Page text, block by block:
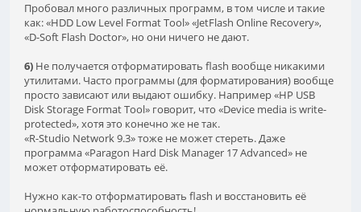
Пробовал много различных программ, в том числе и такие
как: «HDD Low Level Format Tool» «JetFlash Online Recovery»,
«D-Soft Flash Doctor», но они ничего не дают.
6) Не получается отформатировать flash вообще никакими
утилитами. Часто программы (для форматирования) вообще
просто зависают или выдают ошибку. Например «HP USB
Disk Storage Format Tool» говорит, что «Device media is write-
protected», хотя это конечно же не так.
«R-Studio Network 9.3» тоже не может стереть. Даже
программа «Paragon Hard Disk Manager 17 Advanced» не
может отформатировать её.
Нужно как-то отформатировать flash и восстановить её